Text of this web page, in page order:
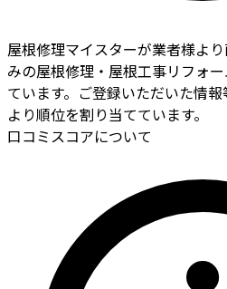
屋根修理マイスターが業者様よ
みの屋根修理・屋根工事リフォ
ています。ご登録いただいた情
より順位を割り当てています。
口コミスコアについて